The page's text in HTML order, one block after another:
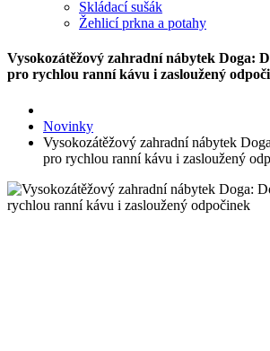
Skládací sušák
Žehlicí prkna a potahy
Vysokozátěžový zahradní nábytek Doga:
pro rychlou ranní kávu i zasloužený
Novinky
Vysokozátěžový zahradní nábytek
pro rychlou ranní kávu i zasloužený